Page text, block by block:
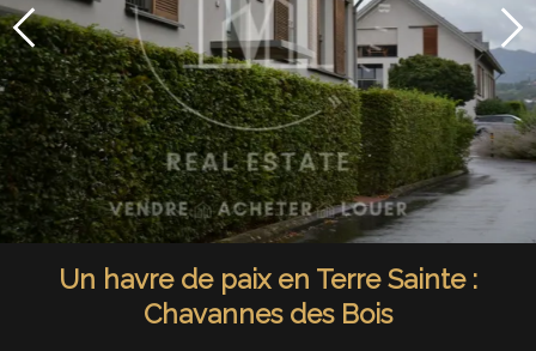
Un havre de paix en Terre Sainte :
Chavannes des Bois